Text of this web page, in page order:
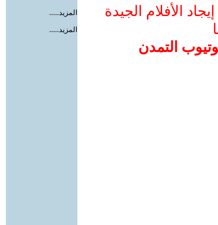
الأفلام الجيدة
التمدن
المزيد.....
المزيد.....